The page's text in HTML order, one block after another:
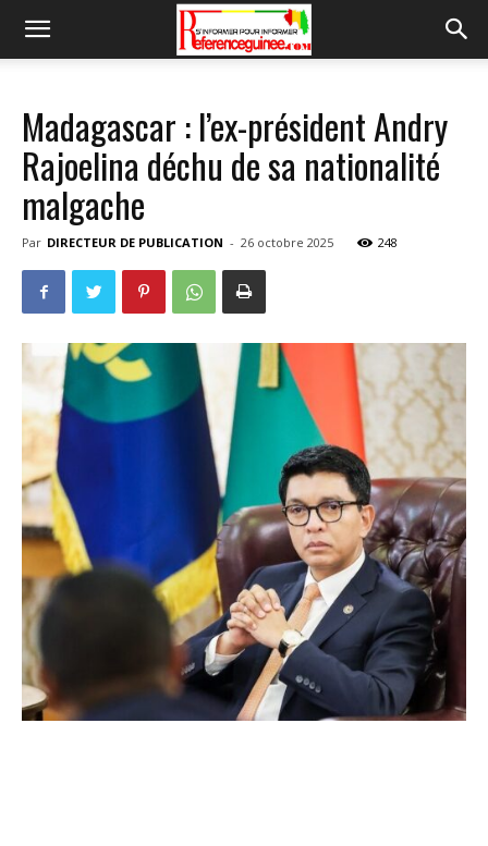
Madagascar : l’ex-président Andry
Rajoelina déchu de sa nationalité
malgache
Par DIRECTEUR DE PUBLICATION - 26 octobre 2025 248